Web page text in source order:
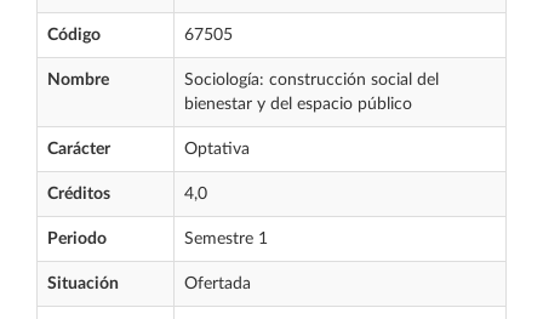
Código 67505
Nombre
Sociología: construcción social del
bienestar y del espacio público
Carácter Optativa
Créditos 4,0
Periodo Semestre 1
Situación Ofertada